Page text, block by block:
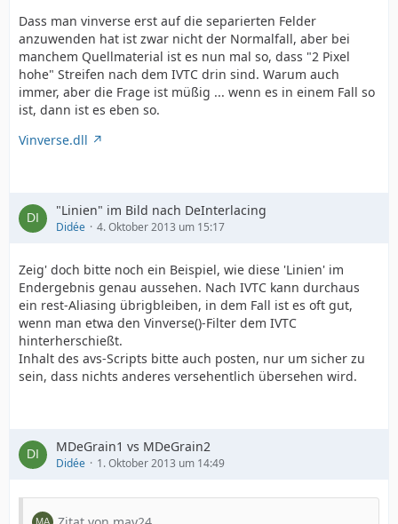
Dass man vinverse erst auf die separierten Felder
anzuwenden hat ist zwar nicht der Normalfall, aber bei
manchem Quellmaterial ist es nun mal so, dass "2 Pixel
hohe" Streifen nach dem IVTC drin sind. Warum auch
immer, aber die Frage ist müßig ... wenn es in einem Fall so
ist, dann ist es eben so.
Vinverse.dll
"Linien" im Bild nach DeInterlacing
Didée 4. Oktober 2013 um 15:17
Zeig' doch bitte noch ein Beispiel, wie diese 'Linien' im
Endergebnis genau aussehen. Nach IVTC kann durchaus
ein rest-Aliasing übrigbleiben, in dem Fall ist es oft gut,
wenn man etwa den Vinverse()-Filter dem IVTC
hinterherschießt.
Inhalt des avs-Scripts bitte auch posten, nur um sicher zu
sein, dass nichts anderes versehentlich übersehen wird.
MDeGrain1 vs MDeGrain2
Didée 1. Oktober 2013 um 14:49